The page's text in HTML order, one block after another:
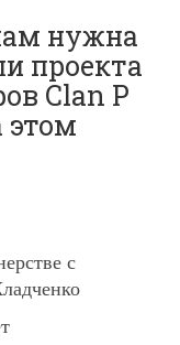
нужна
проекта
Clan P
этом
с